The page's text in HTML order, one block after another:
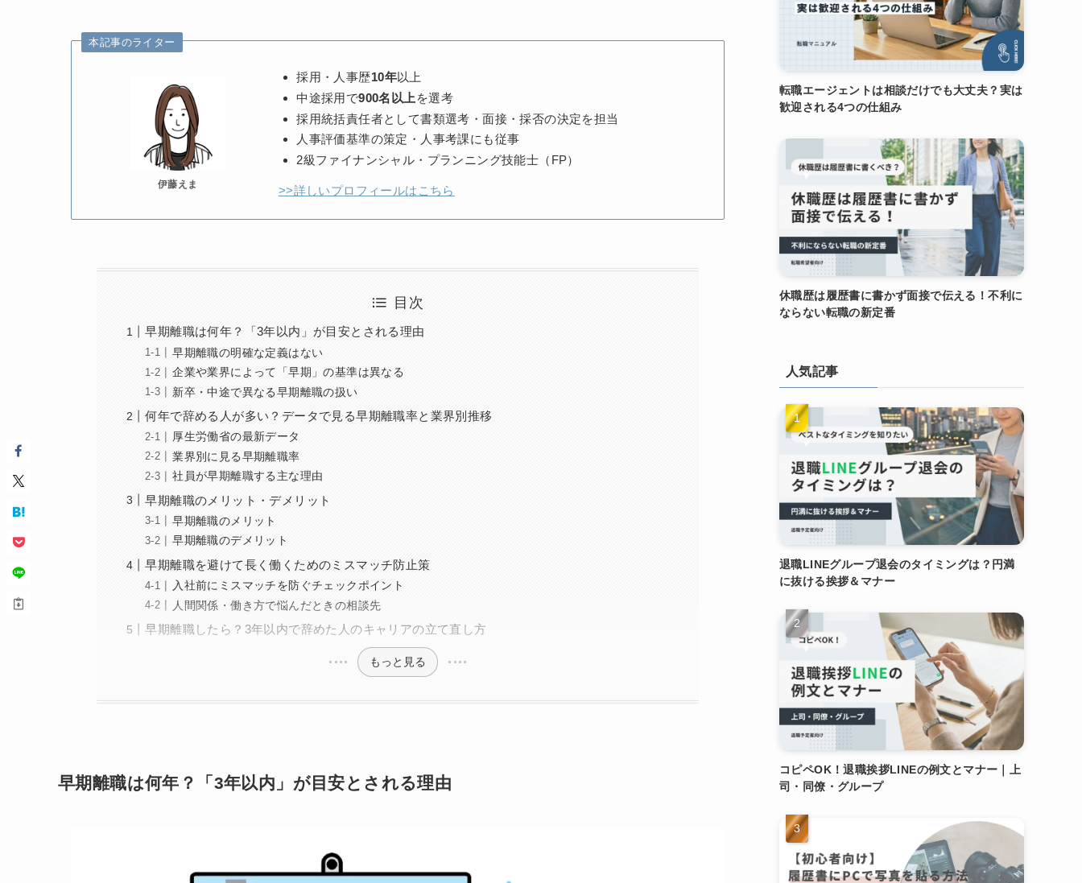
本記事のライター
伊藤えま
採用・人事歴10年以上
中途採用で900名以上 を選考
採用統括責任者として書類選考・面接・採否の決定を担当
人事評価基準の策定・人事考課にも従事
2級ファイナンシャル・プランニング技能士（FP）
>>詳しいプロフィールはこちら
目次
早期離職は何年？「3年以内」が目安とされる理由
早期離職の明確な定義はない
企業や業界によって「早期」の基準は異なる
新卒・中途で異なる早期離職の扱い
何年で辞める人が多い？データで見る早期離職率と業界別推移
厚生労働省の最新データ
業界別に見る早期離職率
社員が早期離職する主な理由
早期離職のメリット・デメリット
早期離職のメリット
早期離職のデメリット
早期離職を避けて長く働くためのミスマッチ防止策
入社前にミスマッチを防ぐチェックポイント
人間関係・働き方で悩んだときの相談先
早期離職したら？3年以内で辞めた人のキャリアの立て直し方
もっと見る
早期離職は何年？「3年以内」が目安とされる理由
転職エージェントは相談だけでも大丈夫？実は
歓迎される4つの仕組み
休職歴は履歴書に書かず面接で伝える！不利に
ならない転職の新定番
人気記事
退職LINEグループ退会のタイミングは？円満
に抜ける挨拶＆マナー
コピペOK！退職挨拶LINEの例文とマナー｜上
司・同僚・グループ